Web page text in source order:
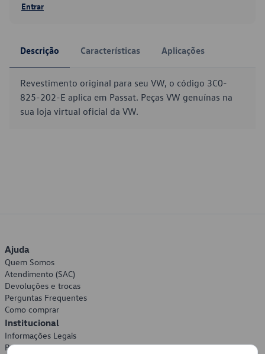
Entrar
Descrição Características Aplicações
Revestimento original para seu VW, o código 3C0-
825-202-E aplica em Passat. Peças VW genuínas na
sua loja virtual oficial da VW.
Ajuda
Quem Somos
Atendimento (SAC)
Devoluções e trocas
Perguntas Frequentes
Como comprar
Institucional
Informações Legais
Política de Privacidade